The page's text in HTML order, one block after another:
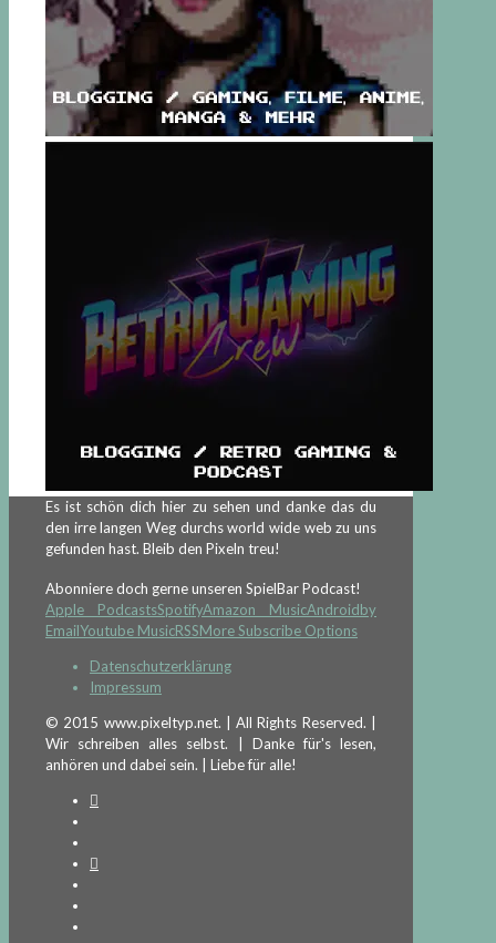
Es ist schön dich hier zu sehen und danke das du
den irre langen Weg durchs world wide web zu uns
gefunden hast. Bleib den Pixeln treu!
Abonniere doch gerne unseren SpielBar Podcast!
Apple PodcastsSpotifyAmazon MusicAndroidby
EmailYoutube MusicRSSMore Subscribe Options
Datenschutzerklärung
Impressum
© 2015 www.pixeltyp.net. | All Rights Reserved. |
Wir schreiben alles selbst. | Danke für's lesen,
anhören und dabei sein. | Liebe für alle!